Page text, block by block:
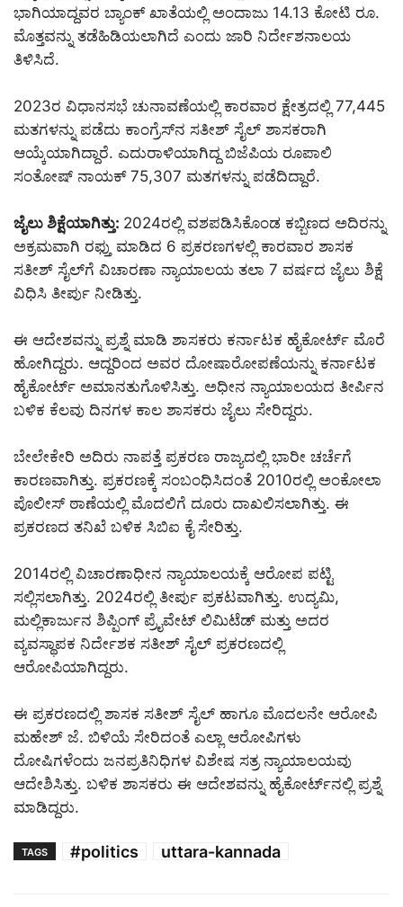
ಭಾಗಿಯಾದ್ದವರ ಬ್ಯಾಂಕ್ ಖಾತೆಯಲ್ಲಿ ಅಂದಾಜು 14.13 ಕೋಟಿ ರೂ.
ಮೊತ್ತವನ್ನು ತಡೆಹಿಡಿಯಲಾಗಿದೆ ಎಂದು ಜಾರಿ ನಿರ್ದೇಶನಾಲಯ
ತಿಳಿಸಿದೆ.
2023ರ ವಿಧಾನಸಭೆ ಚುನಾವಣೆಯಲ್ಲಿ ಕಾರವಾರ ಕ್ಷೇತ್ರದಲ್ಲಿ 77,445
ಮತಗಳನ್ನು ಪಡೆದು ಕಾಂಗ್ರೆಸ್‌ನ ಸತೀಶ್ ಸೈಲ್ ಶಾಸಕರಾಗಿ
ಆಯ್ಕೆಯಾಗಿದ್ದಾರೆ. ಎದುರಾಳಿಯಾಗಿದ್ದ ಬಿಜೆಪಿಯ ರೂಪಾಲಿ
ಸಂತೋಷ್ ನಾಯಕ್ 75,307 ಮತಗಳನ್ನು ಪಡೆದಿದ್ದಾರೆ.
ಜೈಲು ಶಿಕ್ಷೆಯಾಗಿತ್ತು: 2024ರಲ್ಲಿ ವಶಪಡಿಸಿಕೊಂಡ ಕಬ್ಬಿಣದ ಅದಿರನ್ನು
ಅಕ್ರಮವಾಗಿ ರಫ್ತು ಮಾಡಿದ 6 ಪ್ರಕರಣಗಳಲ್ಲಿ ಕಾರವಾರ ಶಾಸಕ
ಸತೀಶ್ ಸೈಲ್‌ಗೆ ವಿಚಾರಣಾ ನ್ಯಾಯಾಲಯ ತಲಾ 7 ವರ್ಷದ ಜೈಲು ಶಿಕ್ಷೆ
ವಿಧಿಸಿ ತೀರ್ಪು ನೀಡಿತ್ತು.
ಈ ಆದೇಶವನ್ನು ಪ್ರಶ್ನೆ ಮಾಡಿ ಶಾಸಕರು ಕರ್ನಾಟಕ ಹೈಕೋರ್ಟ್ ಮೊರೆ
ಹೋಗಿದ್ದರು. ಆದ್ದರಿಂದ ಅವರ ದೋಷಾರೋಪಣೆಯನ್ನು ಕರ್ನಾಟಕ
ಹೈಕೋರ್ಟ್ ಅಮಾನತುಗೊಳಿಸಿತ್ತು. ಅಧೀನ ನ್ಯಾಯಾಲಯದ ತೀರ್ಪಿನ
ಬಳಿಕ ಕೆಲವು ದಿನಗಳ ಕಾಲ ಶಾಸಕರು ಜೈಲು ಸೇರಿದ್ದರು.
ಬೇಲೇಕೇರಿ ಅದಿರು ನಾಪತ್ತೆ ಪ್ರಕರಣ ರಾಜ್ಯದಲ್ಲಿ ಭಾರೀ ಚರ್ಚೆಗೆ
ಕಾರಣವಾಗಿತ್ತು. ಪ್ರಕರಣಕ್ಕೆ ಸಂಬಂಧಿಸಿದಂತೆ 2010ರಲ್ಲಿ ಅಂಕೋಲಾ
ಪೊಲೀಸ್ ಠಾಣೆಯ‌ಲ್ಲಿ ಮೊದಲಿಗೆ ದೂರು ದಾಖಲಿಸಲಾಗಿತ್ತು. ಈ
ಪ್ರಕರಣದ ತನಿಖೆ ಬಳಿಕ ಸಿಬಿಐ ಕೈ ಸೇರಿತ್ತು.
2014ರಲ್ಲಿ ವಿಚಾರಣಾಧೀನ ನ್ಯಾಯಾಲಯಕ್ಕೆ ಆರೋಪ ಪಟ್ಟಿ
ಸಲ್ಲಿಸಲಾಗಿತ್ತು. 2024ರಲ್ಲಿ ತೀರ್ಪು ಪ್ರಕಟವಾಗಿತ್ತು. ಉದ್ಯಮಿ,
ಮಲ್ಲಿಕಾರ್ಜುನ ಶಿಪ್ಪಿಂಗ್‌ ಪ್ರೈವೇಟ್‌ ಲಿಮಿಟೆಡ್‌ ಮತ್ತು ಅದರ
ವ್ಯವಸ್ಥಾಪಕ ನಿರ್ದೇಶಕ ಸತೀಶ್‌ ಸೈಲ್‌ ಪ್ರಕರಣದಲ್ಲಿ
ಆರೋಪಿಯಾಗಿದ್ದರು.
ಈ ಪ್ರಕರಣದಲ್ಲಿ ಶಾಸಕ ಸತೀಶ್‌ ಸೈಲ್‌ ಹಾಗೂ ಮೊದಲನೇ ಆರೋಪಿ
ಮಹೇಶ್‌ ಜೆ. ಬಿಳಿಯೆ ಸೇರಿದಂತೆ ಎಲ್ಲಾ ಆರೋಪಿಗಳು
ದೋಷಿಗಳೆಂದು ಜನಪ್ರತಿನಿಧಿಗಳ ವಿಶೇಷ ಸತ್ರ ನ್ಯಾಯಾಲಯವು
ಆದೇಶಿಸಿತ್ತು. ಬಳಿಕ ಶಾಸಕರು ಈ ಆದೇಶವನ್ನು ಹೈಕೋರ್ಟ್‌ನಲ್ಲಿ ಪ್ರಶ್ನೆ
ಮಾಡಿದ್ದರು.
TAGS #politics uttara-kannada